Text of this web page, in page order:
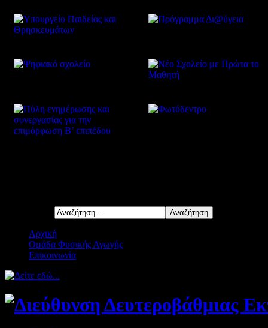
Αρχική
Ομάδα Φυσικής Αγωγής
Επικοινωνία